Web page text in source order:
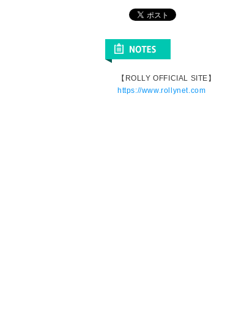
【ROLLY OFFICIAL SITE】
https://www.rollynet.com